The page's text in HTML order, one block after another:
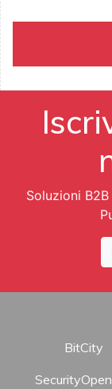
Soluzioni
BitCity